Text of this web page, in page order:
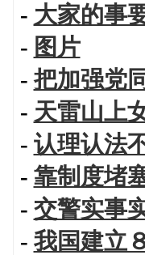
- 大家的事
- 图片
-把加强党
- 天雷山上
- 认理认法
- 靠制度堵
- 交警实事
- 我国建立